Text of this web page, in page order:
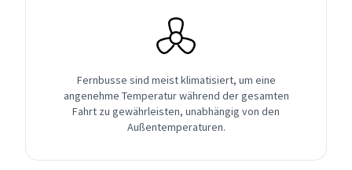
Fernbusse sind meist klimatisiert, um eine
angenehme Temperatur während der gesamten
Fahrt zu gewährleisten, unabhängig von den
Außentemperaturen.